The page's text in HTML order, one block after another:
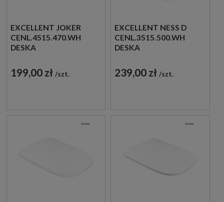
EXCELLENT JOKER
CENL.4515.470.WH
DESKA
SLIM 47X36 BIAŁA
199,00 zł szt.
EXCELLENT NESS D
CENL.3515.500.WH
DESKA
SLIM BIAŁA
239,00 zł szt.